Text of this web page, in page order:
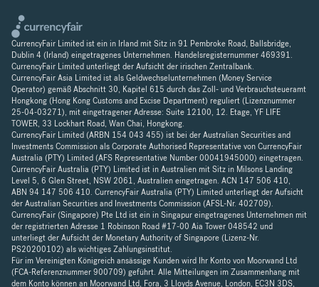
CurrencyFair Limited ist ein in Irland mit Sitz in 91 Pembroke Road, Ballsbridge,
Dublin 4 (Irland) eingetragenes Unternehmen. Handelsregisternummer 469391.
CurrencyFair Limited unterliegt der Aufsicht der irischen Zentralbank.
CurrencyFair Asia Limited ist als Geldwechselunternehmen (Money Service
Operator) gemäß Abschnitt 30, Kapitel 615 durch das Zoll- und Verbrauchsteueramt
Hongkong (Hong Kong Customs and Excise Department) reguliert (Lizenznummer
25-04-03271), mit eingetragener Adresse: Suite 12100, 12. Etage, YF LIFE
TOWER, 33 Lockhart Road, Wan Chai, Hongkong.
CurrencyFair Limited (ARBN 154 043 455) ist bei der Australian Securities and
Investments Commission als Corporate Authorised Representative von CurrencyFair
Australia (PTY) Limited (AFS Representative Number 00041945000) eingetragen.
CurrencyFair Australia (PTY) Limited ist in Australien mit Sitz in Milsons Landing
Level 5, 6 Glen Street, NSW 2061, Australien eingetragen. ACN 147 506 410,
ABN 94 147 506 410. CurrencyFair Australia (PTY) Limited unterliegt der Aufsicht
der Australian Securities and Investments Commission (AFSL-Nr. 402709).
CurrencyFair (Singapore) Pte Ltd ist ein in Singapur eingetragenes Unternehmen mit
der registrierten Adresse 1 Robinson Road #17-00 Aia Tower 048542 und
unterliegt der Aufsicht der Monetary Authority of Singapore (Lizenz-Nr.
PS20200102) als wichtiges Zahlungsinstitut.
Für im Vereinigten Königreich ansässige Kunden wird Ihr Konto von Moorwand Ltd
(FCA-Referenznummer 900709) geführt. Alle Mitteilungen im Zusammenhang mit
dem Konto können an Moorwand Ltd, Fora, 3 Lloyds Avenue, London, EC3N 3DS,